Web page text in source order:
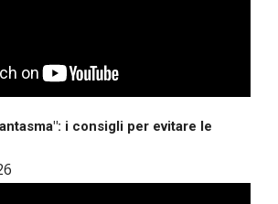
i consigli per evitare le